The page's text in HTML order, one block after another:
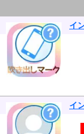
イ
イ